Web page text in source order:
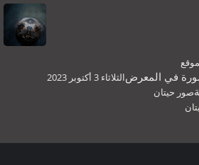
في المعرضالثلاثاء 3 أكتوبر 2023
صور حيتان